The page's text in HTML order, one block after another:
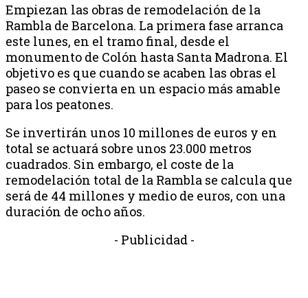
Empiezan las obras de remodelación de la
Rambla de Barcelona. La primera fase arranca
este lunes, en el tramo final, desde el
monumento de Colón hasta Santa Madrona. El
objetivo es que cuando se acaben las obras el
paseo se convierta en un espacio más amable
para los peatones.
Se invertirán unos 10 millones de euros y en
total se actuará sobre unos 23.000 metros
cuadrados. Sin embargo, el coste de la
remodelación total de la Rambla se calcula que
será de 44 millones y medio de euros, con una
duración de ocho años.
- Publicidad -